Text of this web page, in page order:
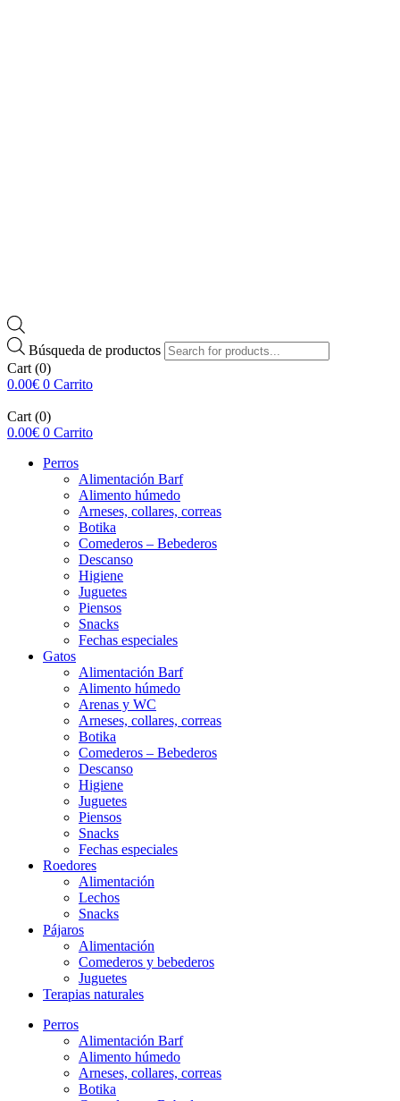
Búsqueda de productos
Cart (0)
0.00€ 0 Carrito
Cart (0)
0.00€ 0 Carrito
Perros
Alimentación Barf
Alimento húmedo
Arneses, collares, correas
Botika
Comederos – Bebederos
Descanso
Higiene
Juguetes
Piensos
Snacks
Fechas especiales
Gatos
Alimentación Barf
Alimento húmedo
Arenas y WC
Arneses, collares, correas
Botika
Comederos – Bebederos
Descanso
Higiene
Juguetes
Piensos
Snacks
Fechas especiales
Roedores
Alimentación
Lechos
Snacks
Pájaros
Alimentación
Comederos y bebederos
Juguetes
Terapias naturales
Perros
Alimentación Barf
Alimento húmedo
Arneses, collares, correas
Botika